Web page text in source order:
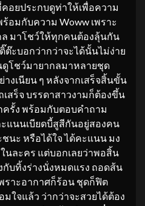
อยประกบดูท่าให้เพื่อความ
อมกับความ Woww เพราะ
มาโชว์ให้ทุกคนต้องลุ้นกัน
ะบอกว่ากว่าจะได้นั้นไม่ง่าย
ดูโชว์มายากลมาหลายชุด
งเนียน ๆ หลังจากเสร็จสิ้นขั้น
สร็จ บรรดาสาวงามก็ต้องขึ้น
รั้ง พร้อมกับตอบคำถาม
แนนเบียดบี้สูสีกันอยู่สองคน
นะ หรือได้ใจ ได้คะแนน มง
นละคร แต่บอกเลยว่าพอสิ้น
กับทิ้งร่างนั่งหมดแรง ถอดส้น
ราะอากาศก็ร้อน ชุดก็ฟิต
มใจแล้ว ว่ากว่าจะสวยได้ต้อง